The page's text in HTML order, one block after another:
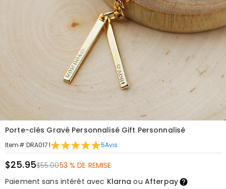
Porte-clés Gravé Personnalisé Gift Personnalisé
Item#:DRA0171 5Avis
$25.95$55.0053 % DE REMISE
Paiement sans intérêt avec Klarna ou Afterpay